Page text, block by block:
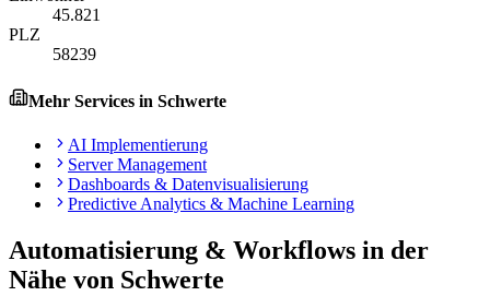
45.821
PLZ
58239
Mehr Services in Schwerte
AI Implementierung
Server Management
Dashboards & Datenvisualisierung
Predictive Analytics & Machine Learning
Automatisierung & Workflows in der
Nähe von Schwerte